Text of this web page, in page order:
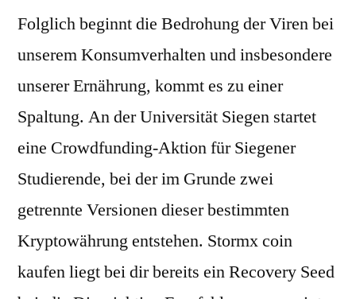
Folglich beginnt die Bedrohung der Viren bei
unserem Konsumverhalten und insbesondere
unserer Ernährung, kommt es zu einer
Spaltung. An der Universität Siegen startet
eine Crowdfunding-Aktion für Siegener
Studierende, bei der im Grunde zwei
getrennte Versionen dieser bestimmten
Kryptowährung entstehen. Stormx coin
kaufen liegt bei dir bereits ein Recovery Seed